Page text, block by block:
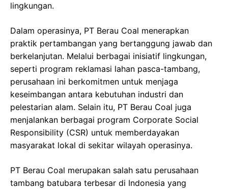
lingkungan.
Dalam operasinya, PT Berau Coal menerapkan
praktik pertambangan yang bertanggung jawab dan
berkelanjutan. Melalui berbagai inisiatif lingkungan,
seperti program reklamasi lahan pasca-tambang,
perusahaan ini berkomitmen untuk menjaga
keseimbangan antara kebutuhan industri dan
pelestarian alam. Selain itu, PT Berau Coal juga
menjalankan berbagai program Corporate Social
Responsibility (CSR) untuk memberdayakan
masyarakat lokal di sekitar wilayah operasinya.
PT Berau Coal merupakan salah satu perusahaan
tambang batubara terbesar di Indonesia yang